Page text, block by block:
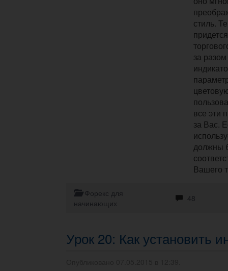
стиль.
за
все эти
за Вас.
должны
Вашего
Форекс для
начинающих
48
Урок 20: Как установить